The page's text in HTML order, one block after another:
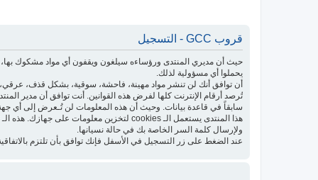
قروب GCC - التسجيل
حيث أن مديري المنتدى ورؤساءه سيلغون ويقفون أي مواد مشكوك
يحملوا أي مسؤولية لذلك.
أن توافق أنك لن تنشر مواد مهينة، فاحشة، سوقية، بشكل قذف،
تُرصد أرقام الإنترنت كلها لفرض هذه القوانين. أنت توافق أن مدير
سابقاً في قاعدة بيانات. وحيث أن هذه المعلومات لن تُـعرض إلى أي
ولإرسال كلمة السر الخاصة بك في حالة نسيانها.
عند الضغط على زر التسجيل في الأسفل فإنك توافق بأن تلتزم